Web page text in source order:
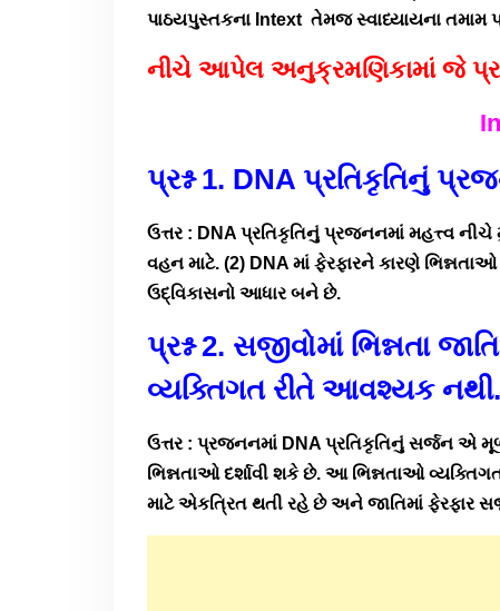
પાઠયપુસ્તકના Intext તેમજ સ્વાધ્યાયના તમામ
નીચે આપેલ અનુક્રમણિકામાં જે
પ્રશ્ન 1. DNA પ્રતિકૃતિનું
ઉત્તર : DNA પ્રતિકૃતિનું પ્રજનનમાં મહત્ત્વ
વહન માટે. (2) DNA માં ફેરફારને કારણે
ઉદ્વિકાસનો આધાર બને છે.
પ્રશ્ન 2. સજીવોમાં ભિન્નતા
વ્યક્તિગત રીતે આવશ્યક
ઉત્તર : પ્રજનનમાં DNA પ્રતિકૃતિનું સર્જન એ
ભિન્નતાઓ દર્શાવી શકે છે. આ ભિન્નતાઓ
માટે એકત્રિત થતી રહે છે અને જાતિમાં ફેરફાર